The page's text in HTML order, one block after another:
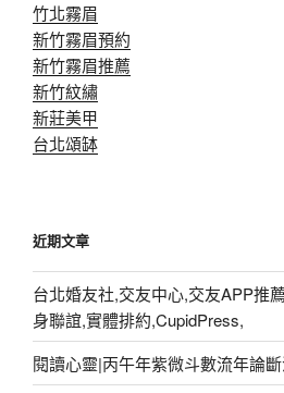
竹北霧眉
新竹霧眉預約
新竹霧眉推薦
新竹紋繡
新莊美甲
台北頌缽
近期文章
台北婚友社,交友中心,交友APP推
身聯誼,實體排約,CupidPress,
閱讀心靈|丙午年紫微斗數流年論